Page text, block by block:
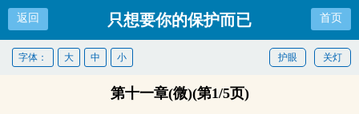
返回 只想要你的保护而已 首页
关灯
护眼
字体： 大 中 小
第十一章(微)(第1/5页)